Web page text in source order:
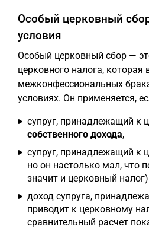
Особый церковный
условия
Особый церковный сбор —
церковного налога, которая
межконфессиональных
условиях. Он применяется,
супруг, принадлежащий к
собственного дохода,
супруг, принадлежащий к
но он настолько мал, что
значит и церковный
доход супруга,
приводит к церковному
сравнительный расчет